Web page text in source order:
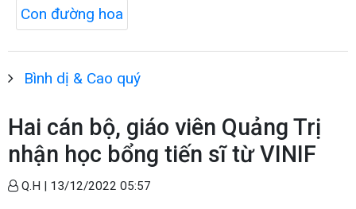
Con đường hoa
Bình dị & Cao quý
Hai cán bộ, giáo viên Quảng Trị
nhận học bổng tiến sĩ từ VINIF
Q.H | 13/12/2022 05:57